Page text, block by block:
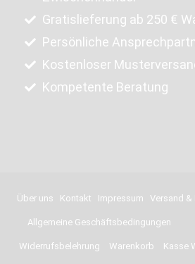
Gratislieferung ab 250 €
Persönliche
Kostenloser
Kompetente Beratung
Über uns Kontakt Impressum Versand &
Allgemeine Geschäftsbedingungen
Widerrufsbelehrung Warenkorb Kasse